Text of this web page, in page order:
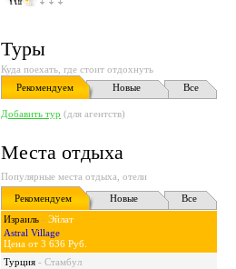
Туры
Куда поехать, где стоит отдохнуть
Рекомендуем
Новые Все
Добавить тур (для агентств)
Места отдыха
Популярные места отдыха, отели
Рекомендуем
Новые
Все
Израиль - Эйлат
Astral Village
Цена от 3 636 Руб.
Турция - Стамбул